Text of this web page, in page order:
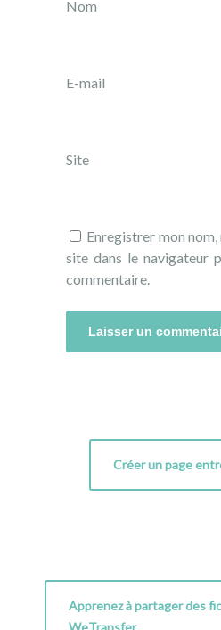
E-
Site
Enregistrer mon
site dans le navigateur
commentaire.
Créer un page
Apprenez à partager des
WeTransfer